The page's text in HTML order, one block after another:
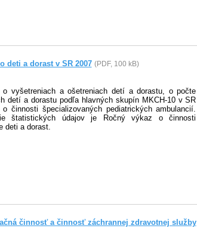
deti a dorast v SR 2007 (PDF, 100 kB)
o vyšetreniach a ošetreniach detí a dorastu, o počte
detí a dorastu podľa hlavných skupín MKCH-10 v SR
činnosti špecializovaných pediatrických ambulancií.
štatistických údajov je Ročný výkaz o činnosti
deti a dorast.
činnosť a činnosť záchrannej zdravotnej služby